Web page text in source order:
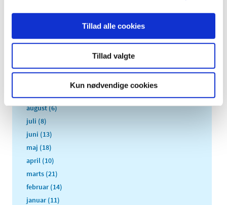
Tillad alle cookies
Tillad valgte
Kun nødvendige cookies
2020 (263)
2018 (150)
november (10)
september (11)
august (6)
juli (8)
juni (13)
maj (18)
april (10)
marts (21)
februar (14)
januar (11)